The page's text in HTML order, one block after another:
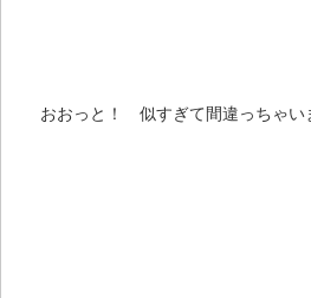
おおっと！ 似すぎて間違っちゃ